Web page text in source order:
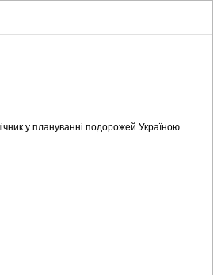
у плануванні подорожей Україною